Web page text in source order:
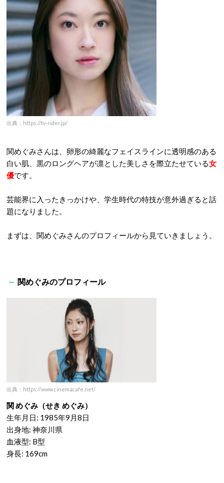
出典：https://tv-rider.jp/
関めぐみさんは、卵形の綺麗なフェイスラインに透明感のある
白い肌、黒のロングヘアが凛とした美しさを際立たせている女
優です。
芸能界に入ったきっかけや、学生時代の特技が意外過ぎると話
題になりました。
まずは、関めぐみさんのプロフィールから見ていきましょう。
関めぐみのプロフィール
出典：https://www.cinemacafe.net/
関 めぐみ（せき めぐみ）
生年月日: 1985年9月8日
出身地: 神奈川県
血液型: B型
身長: 169cm